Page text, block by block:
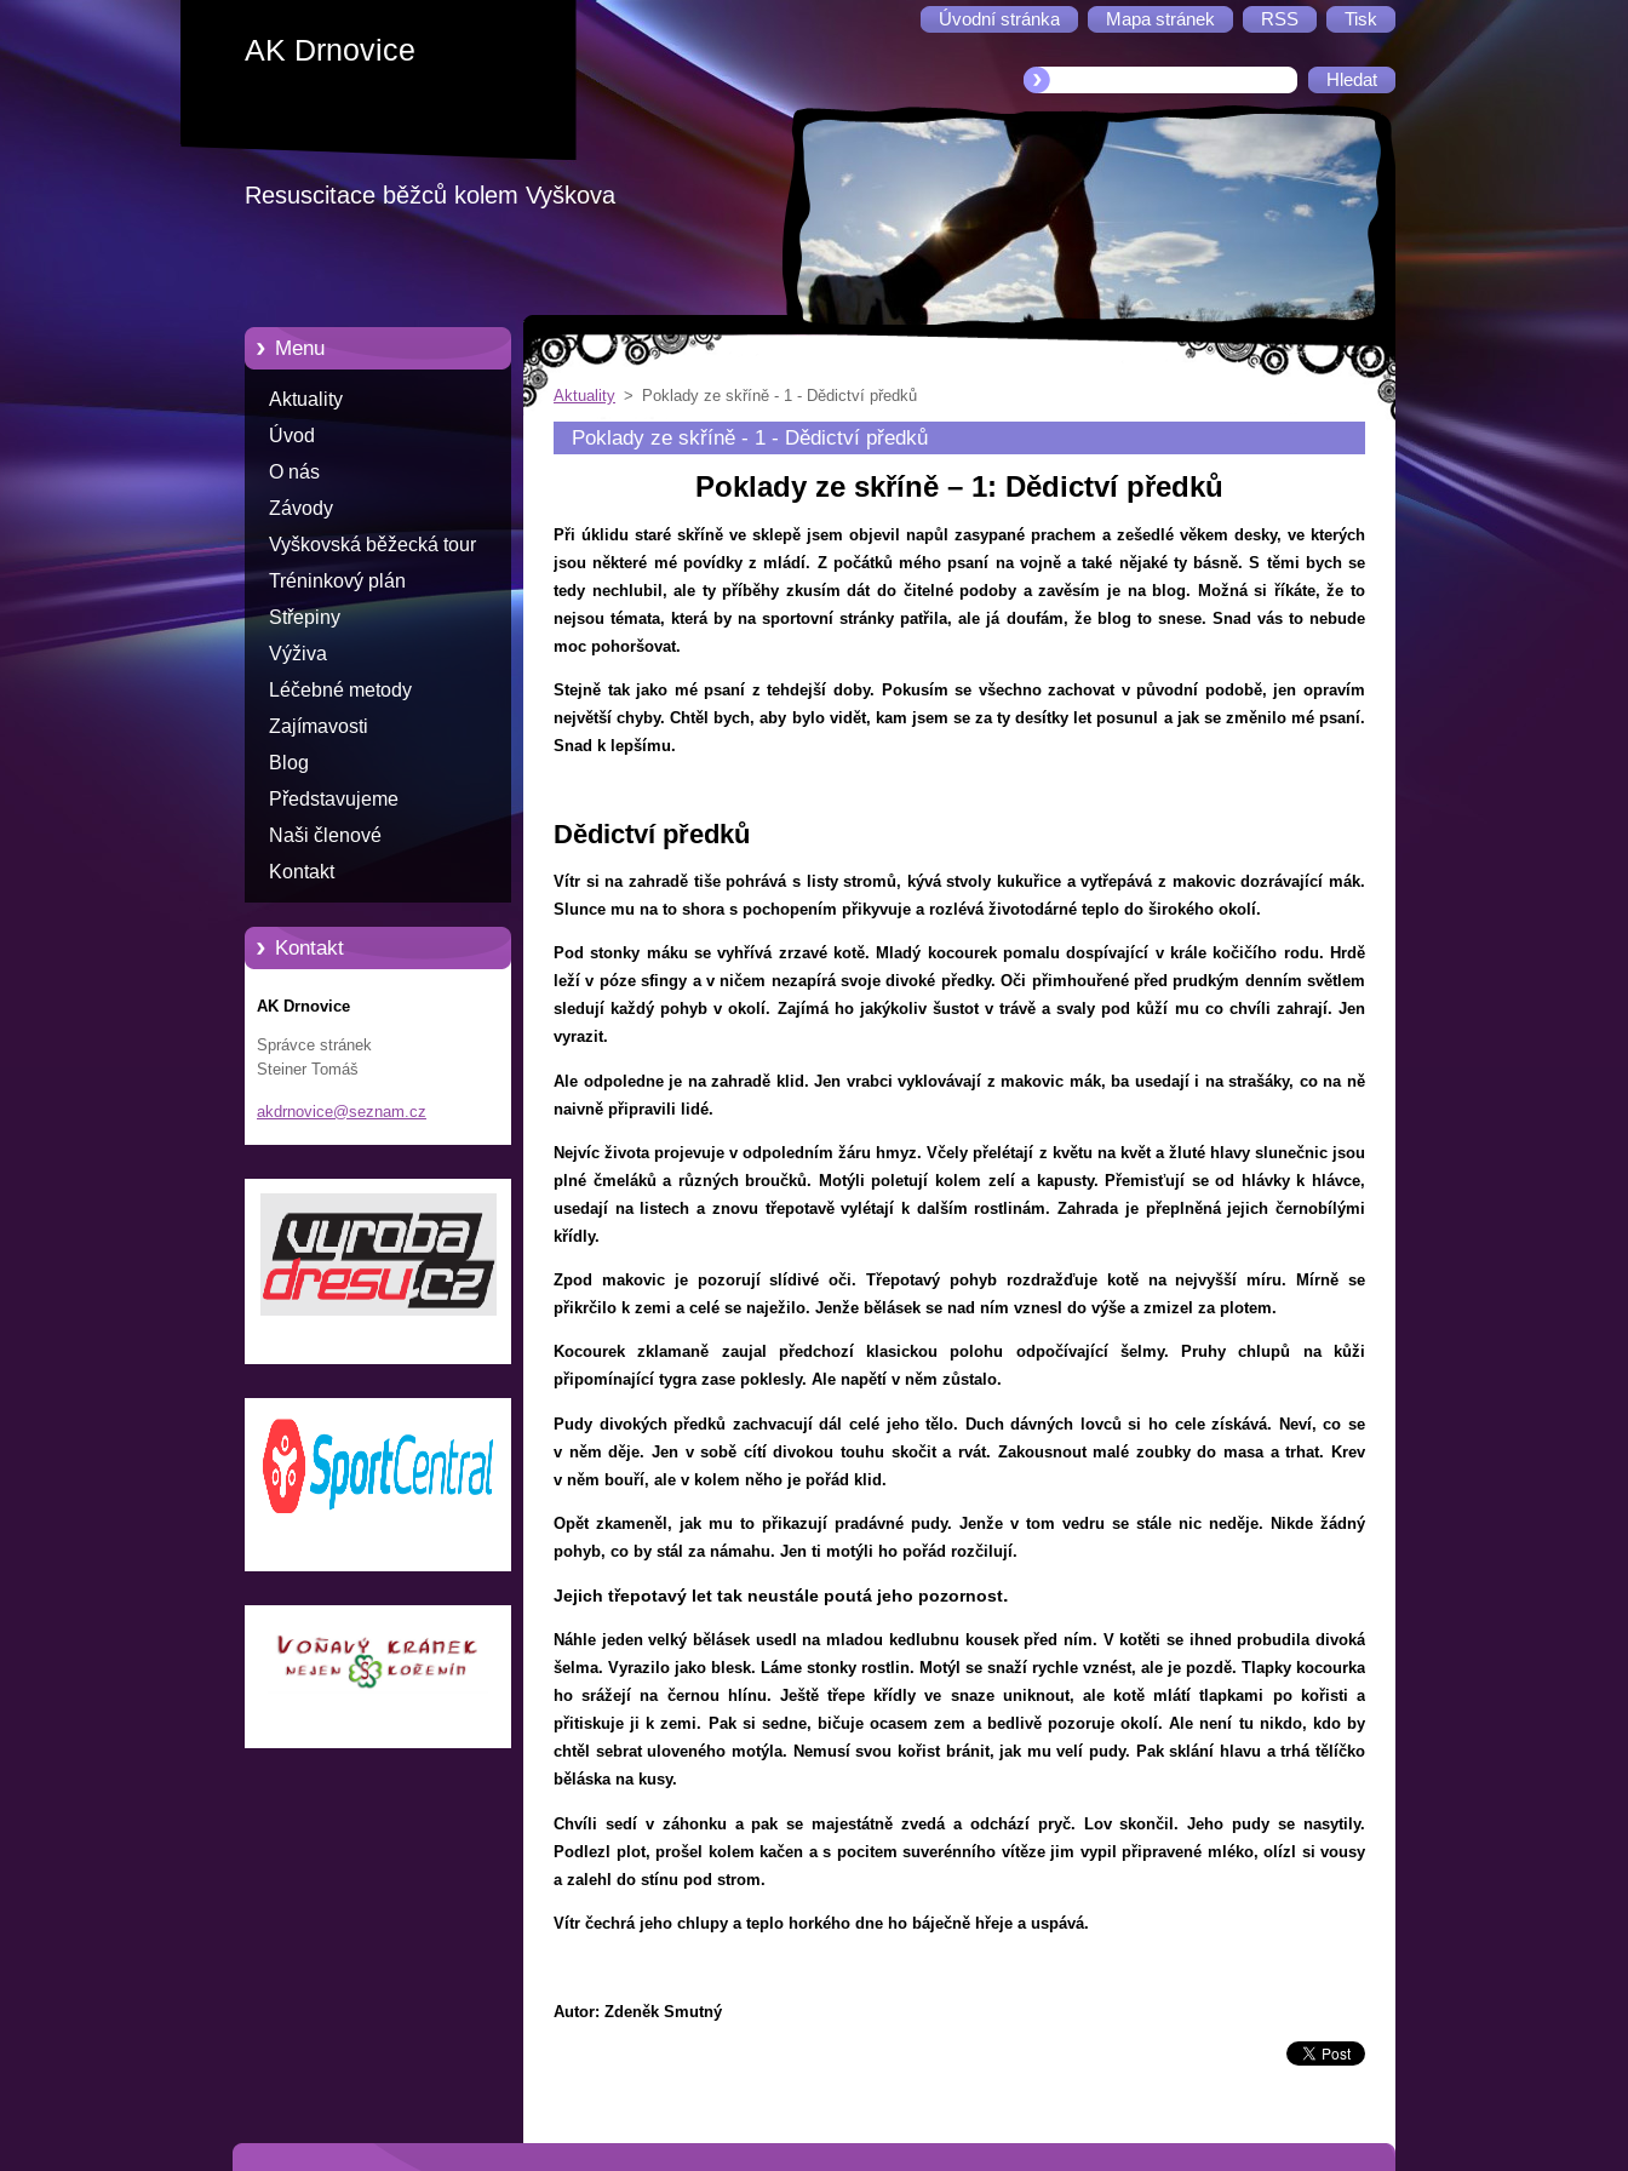
Úvodní stránka Mapa stránek RSS Tisk
AK Drnovice
Resuscitace běžců kolem Vyškova
Menu
Aktuality
Úvod
O nás
Závody
Vyškovská běžecká tour
Tréninkový plán
Střepiny
Výživa
Léčebné metody
Zajímavosti
Blog
Představujeme
Naši členové
Kontakt
Kontakt
AK Drnovice
Správce stránek
Steiner Tomáš
akdrnovice@seznam.cz
Aktuality > Poklady ze skříně - 1 - Dědictví předků
Poklady ze skříně - 1 - Dědictví předků
Poklady ze skříně – 1: Dědictví předků
Při úklidu staré skříně ve sklepě jsem objevil napůl zasypané prachem a zešedlé věkem desky, ve kterých
jsou některé mé povídky z mládí. Z počátků mého psaní na vojně a také nějaké ty básně. S těmi bych se
tedy nechlubil, ale ty příběhy zkusím dát do čitelné podoby a zavěsím je na blog. Možná si říkáte, že to
nejsou témata, která by na sportovní stránky patřila, ale já doufám, že blog to snese. Snad vás to nebude
moc pohoršovat.
Stejně tak jako mé psaní z tehdejší doby. Pokusím se všechno zachovat v původní podobě, jen opravím
největší chyby. Chtěl bych, aby bylo vidět, kam jsem se za ty desítky let posunul a jak se změnilo mé psaní.
Snad k lepšímu.
Dědictví předků
Vítr si na zahradě tiše pohrává s listy stromů, kývá stvoly kukuřice a vytřepává z makovic dozrávající mák.
Slunce mu na to shora s pochopením přikyvuje a rozlévá životodárné teplo do širokého okolí.
Pod stonky máku se vyhřívá zrzavé kotě. Mladý kocourek pomalu dospívající v krále kočičího rodu. Hrdě
leží v póze sfingy a v ničem nezapírá svoje divoké předky. Oči přimhouřené před prudkým denním světlem
sledují každý pohyb v okolí. Zajímá ho jakýkoliv šustot v trávě a svaly pod kůží mu co chvíli zahrají. Jen
vyrazit.
Ale odpoledne je na zahradě klid. Jen vrabci vyklovávají z makovic mák, ba usedají i na strašáky, co na ně
naivně připravili lidé.
Nejvíc života projevuje v odpoledním žáru hmyz. Včely přelétají z květu na květ a žluté hlavy slunečnic jsou
plné čmeláků a různých broučků. Motýli poletují kolem zelí a kapusty. Přemisťují se od hlávky k hlávce,
usedají na listech a znovu třepotavě vylétají k dalším rostlinám. Zahrada je přeplněná jejich černobílými
křídly.
Zpod makovic je pozorují slídivé oči. Třepotavý pohyb rozdražďuje kotě na nejvyšší míru. Mírně se
přikrčilo k zemi a celé se naježilo. Jenže bělásek se nad ním vznesl do výše a zmizel za plotem.
Kocourek zklamaně zaujal předchozí klasickou polohu odpočívající šelmy. Pruhy chlupů na kůži
připomínající tygra zase poklesly. Ale napětí v něm zůstalo.
Pudy divokých předků zachvacují dál celé jeho tělo. Duch dávných lovců si ho cele získává. Neví, co se
v něm děje. Jen v sobě cítí divokou touhu skočit a rvát. Zakousnout malé zoubky do masa a trhat. Krev
v něm bouří, ale v kolem něho je pořád klid.
Opět zkameněl, jak mu to přikazují pradávné pudy. Jenže v tom vedru se stále nic neděje. Nikde žádný
pohyb, co by stál za námahu. Jen ti motýli ho pořád rozčilují.
Jejich třepotavý let tak neustále poutá jeho pozornost.
Náhle jeden velký bělásek usedl na mladou kedlubnu kousek před ním. V kotěti se ihned probudila divoká
šelma. Vyrazilo jako blesk. Láme stonky rostlin. Motýl se snaží rychle vznést, ale je pozdě. Tlapky kocourka
ho srážejí na černou hlínu. Ještě třepe křídly ve snaze uniknout, ale kotě mlátí tlapkami po kořisti a
přitiskuje ji k zemi. Pak si sedne, bičuje ocasem zem a bedlivě pozoruje okolí. Ale není tu nikdo, kdo by
chtěl sebrat uloveného motýla. Nemusí svou kořist bránit, jak mu velí pudy. Pak sklání hlavu a trhá tělíčko
běláska na kusy.
Chvíli sedí v záhonku a pak se majestátně zvedá a odchází pryč. Lov skončil. Jeho pudy se nasytily.
Podlezl plot, prošel kolem kačen a s pocitem suverénního vítěze jim vypil připravené mléko, olízl si vousy
a zalehl do stínu pod strom.
Vítr čechrá jeho chlupy a teplo horkého dne ho báječně hřeje a uspává.
Autor: Zdeněk Smutný